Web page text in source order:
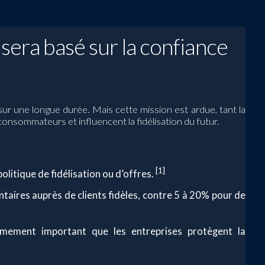
basé sur la confiance
une longue durée. Mais cette mission est ardue, tant la
et influencent la fidélisation du futur.
de fidélisation ou d’offres. [1]
auprès de clients fidèles, contre 5 à 20% pour de
important que les entreprises protègent la